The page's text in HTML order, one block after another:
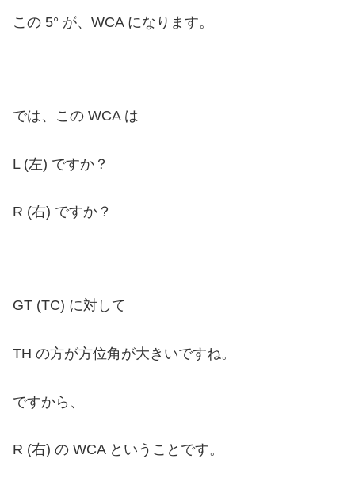
この 5° が、WCA になります。
では、この WCA は
L (左) ですか？
R (右) ですか？
GT (TC) に対して
TH の方が方位角が大きいですね。
ですから、
R (右) の WCA ということです。